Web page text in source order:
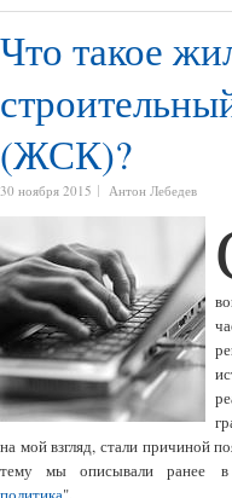
Что такое
(ЖСК)?
30 ноября 2015 Антон Лебедев
на мой взгляд, стали причиной
тему мы описывали ранее